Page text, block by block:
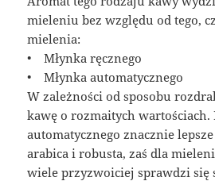
mieleniu bez względu od tego,
mielenia:
• Młynka ręcznego
• Młynka automatycznego
W zależności od sposobu
kawę o rozmaitych
automatycznego znacznie
arabica i robusta, zaś dla
wiele przyzwoiciej sprawdzi się